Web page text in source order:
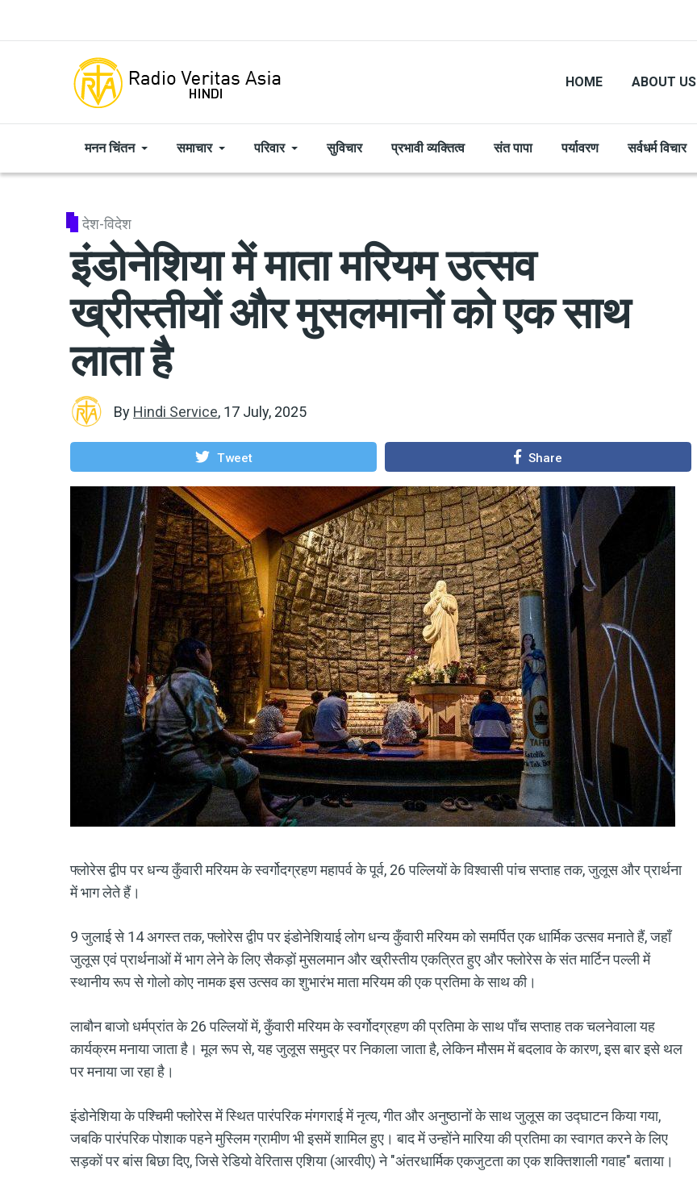
HOME ABOUT US
मनन चिंतन समाचार परिवार सुविचार प्रभावी व्यक्तित्व संत पापा पर्यावरण सर्वधर्म विचार
देश-विदेश
इंडोनेशिया में माता मरियम उत्सव
ख्रीस्तीयों और मुसलमानों को एक साथ
लाता है
By Hindi Service, 17 July, 2025
Tweet Share
फ्लोरेस द्वीप पर धन्य कुँवारी मरियम के स्वर्गोदग्रहण महापर्व के पूर्व, 26 पल्लियों के विश्वासी पांच सप्ताह तक, जुलूस और प्रार्थना
में भाग लेते हैं।
9 जुलाई से 14 अगस्त तक, फ्लोरेस द्वीप पर इंडोनेशियाई लोग धन्य कुँवारी मरियम को समर्पित एक धार्मिक उत्सव मनाते हैं, जहाँ
जुलूस एवं प्रार्थनाओं में भाग लेने के लिए सैकड़ों मुसलमान और ख्रीस्तीय एकत्रित हुए और फ्लोरेस के संत मार्टिन पल्ली में
स्थानीय रूप से गोलो कोए नामक इस उत्सव का शुभारंभ माता मरियम की एक प्रतिमा के साथ की।
लाबौन बाजो धर्मप्रांत के 26 पल्लियों में, कुँवारी मरियम के स्वर्गोदग्रहण की प्रतिमा के साथ पाँच सप्ताह तक चलनेवाला यह
कार्यक्रम मनाया जाता है। मूल रूप से, यह जुलूस समुद्र पर निकाला जाता है, लेकिन मौसम में बदलाव के कारण, इस बार इसे थल
पर मनाया जा रहा है।
इंडोनेशिया के पश्चिमी फ्लोरेस में स्थित पारंपरिक मंगगराई में नृत्य, गीत और अनुष्ठानों के साथ जुलूस का उद्घाटन किया गया,
जबकि पारंपरिक पोशाक पहने मुस्लिम ग्रामीण भी इसमें शामिल हुए। बाद में उन्होंने मारिया की प्रतिमा का स्वागत करने के लिए
सड़कों पर बांस बिछा दिए, जिसे रेडियो वेरितास एशिया (आरवीए) ने "अंतरधार्मिक एकजुटता का एक शक्तिशाली गवाह" बताया।